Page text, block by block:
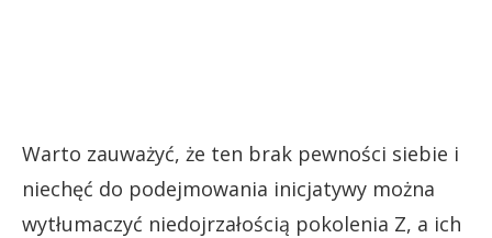
Warto zauważyć, że ten brak pewności siebie i
niechęć do podejmowania inicjatywy można
wytłumaczyć niedojrzałością pokolenia Z, a ich